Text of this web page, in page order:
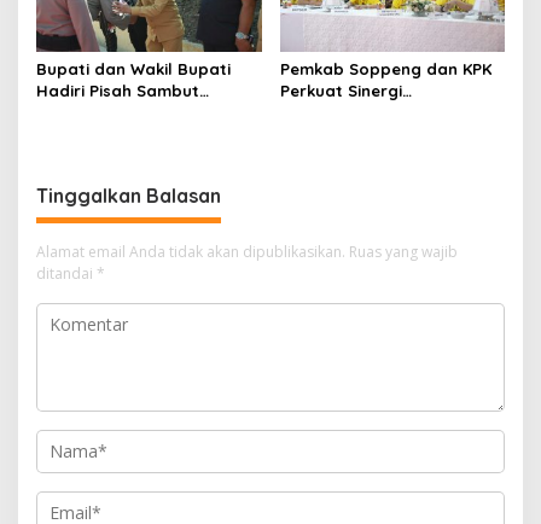
Bupati dan Wakil Bupati
Hadiri Pisah Sambut
Pemkab Soppeng dan KPK
Perkuat Sinergi
Tinggalkan Balasan
Alamat email Anda tidak akan dipublikasikan. Ruas yang wajib
ditandai *